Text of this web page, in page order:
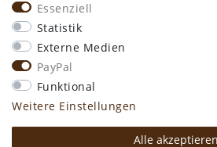
kostenfreier Versand ab 50€ in
kostengünstige Leder-
kostenlose Beratung* +49 (0) 75
große SoftArt® Lederauswahl
große Farbvielfalt für alle
Essenziell
Statistik
Externe Medien
PayPal
Funktional
Weitere Einstellungen
Alle akzeptieren